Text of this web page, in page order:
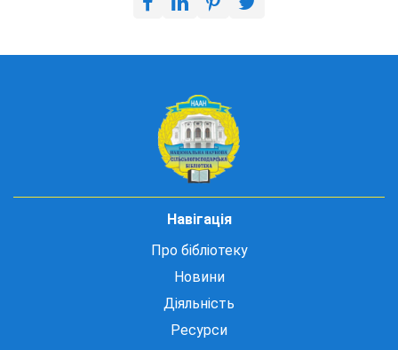
Навігація
Про бібліотеку
Новини
Діяльність
Ресурси